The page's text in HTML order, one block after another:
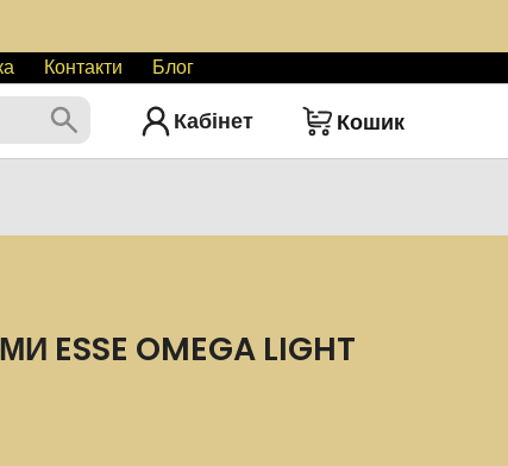
Контакти Блог
Кабінет Кошик
OMEGA LIGHT